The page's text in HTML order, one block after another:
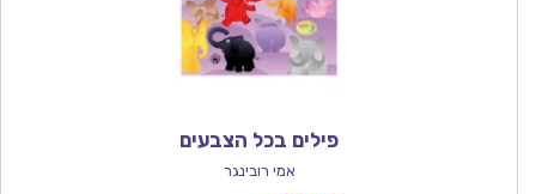
פילים בכל הצבעים
אמי רובינגר